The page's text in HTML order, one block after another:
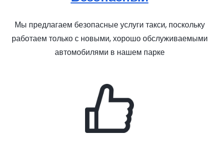
Мы предлагаем безопасные услуги такси, поскольку
работаем только с новыми, хорошо обслуживаемыми
автомобилями в нашем парке